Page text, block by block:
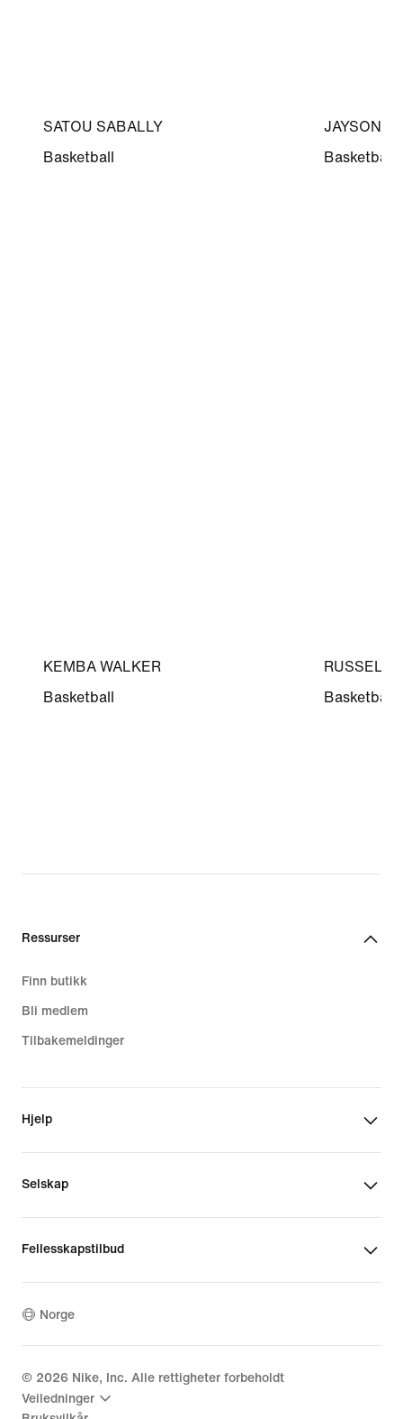
SATOU SABALLY
Basketball
JAYSON
Basketball
KEMBA WALKER
Basketball
RUSSELL
Basketball
Ressurser
Finn butikk
Bli medlem
Tilbakemeldinger
Hjelp
Selskap
Fellesskapstilbud
Norge
© 2026 Nike, Inc. Alle rettigheter forbeholdt
Veiledninger